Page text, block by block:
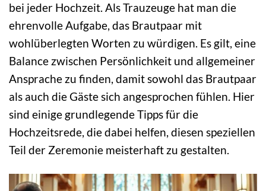
bei jeder Hochzeit. Als Trauzeuge hat man die
ehrenvolle Aufgabe, das Brautpaar mit
wohlüberlegten Worten zu würdigen. Es gilt, eine
Balance zwischen Persönlichkeit und allgemeiner
Ansprache zu finden, damit sowohl das Brautpaar
als auch die Gäste sich angesprochen fühlen. Hier
sind einige grundlegende Tipps für die
Hochzeitsrede, die dabei helfen, diesen speziellen
Teil der Zeremonie meisterhaft zu gestalten.